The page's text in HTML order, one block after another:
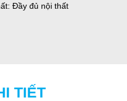
Đầy đủ nội thất
TIẾT